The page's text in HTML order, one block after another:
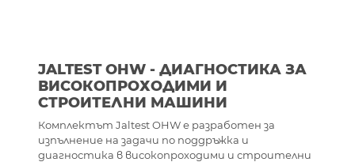
JALTEST OHW - ДИАГНОСТИКА ЗА
ВИСОКОПРОХОДИМИ И
СТРОИТЕЛНИ МАШИНИ
Комплектът Jaltest OHW е разработен за
изпълнение на задачи по поддръжка и
диагностика в високопроходими и строителни